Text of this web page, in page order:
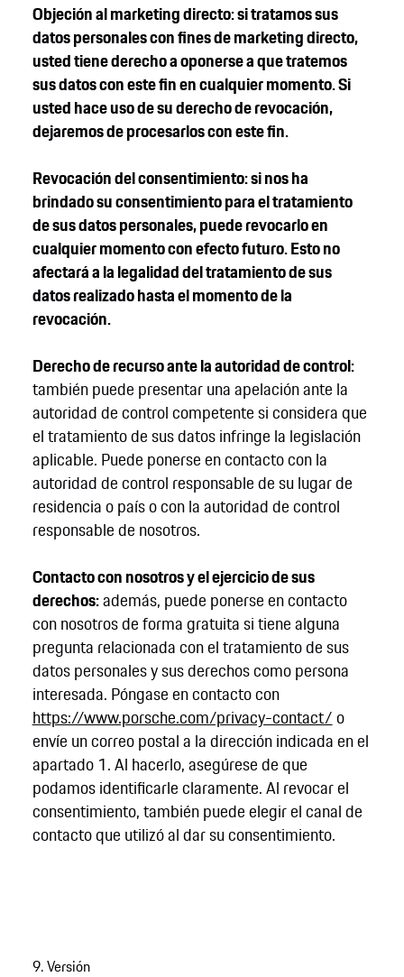
Objeción al marketing directo: si tratamos sus
datos personales con fines de marketing directo,
usted tiene derecho a oponerse a que tratemos
sus datos con este fin en cualquier momento. Si
usted hace uso de su derecho de revocación,
dejaremos de procesarlos con este fin.
Revocación del consentimiento: si nos ha
brindado su consentimiento para el tratamiento
de sus datos personales, puede revocarlo en
cualquier momento con efecto futuro. Esto no
afectará a la legalidad del tratamiento de sus
datos realizado hasta el momento de la
revocación.
Derecho de recurso ante la autoridad de control:
también puede presentar una apelación ante la
autoridad de control competente si considera que
el tratamiento de sus datos infringe la legislación
aplicable. Puede ponerse en contacto con la
autoridad de control responsable de su lugar de
residencia o país o con la autoridad de control
responsable de nosotros.
Contacto con nosotros y el ejercicio de sus
derechos:además, puede ponerse en contacto
con nosotros de forma gratuita si tiene alguna
pregunta relacionada con el tratamiento de sus
datos personales y sus derechos como persona
interesada. Póngase en contacto con
https://www.porsche.com/privacy-contact/o
envíe un correo postal a la dirección indicada en el
apartado 1. Al hacerlo, asegúrese de que
podamos identificarle claramente. Al revocar el
consentimiento, también puede elegir el canal de
contacto que utilizó al dar su consentimiento.
9. Versión